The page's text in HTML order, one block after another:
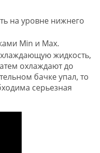
на уровне нижнего
Min и Max.
жидкость,
охлаждают до
бачке упал, то
серьезная